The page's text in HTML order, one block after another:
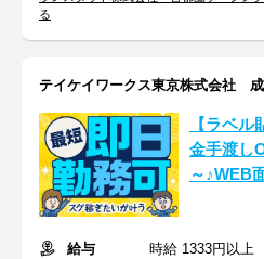
る
テイケイワークス東京株式会社
【ラベ
金手渡し
～♪WEB
給与
時給 1333円以上